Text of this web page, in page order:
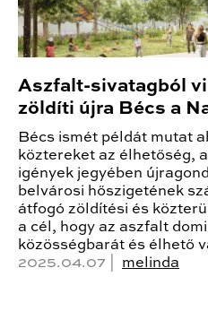
Aszfalt-sivatagból
zöldíti újra Bécs a
Bécs ismét példát mutat
köztereket az élhetőség,
igények jegyében
belvárosi hőszigetének
átfogó zöldítési és
a cél, hogy az aszfalt
közösségbarát és élhető
2025.04.07 | melinda